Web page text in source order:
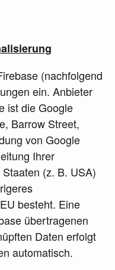
(nachfolgend
ein. Anbieter
ist die Google
Barrow Street,
von Google
Ihrer
(z. B. USA)
besteht. Eine
übertragenen
Daten erfolgt
automatisch.